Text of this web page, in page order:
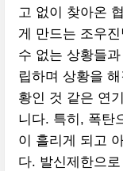
고 없이 찾아온
게 만드는 조우
수 없는 상황들
립하며 상황을
황인 것 같은 연
니다. 특히, 폭탄
이 흘리게 되고
다. 발신제한으